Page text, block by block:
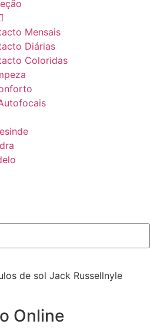
Mensais
Diárias
Coloridas
de sol Jack Russellnyle
Online